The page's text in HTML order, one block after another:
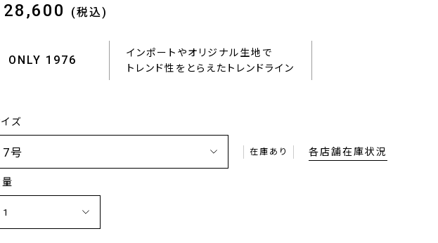
28,600 (税込)
ONLY 1976
インポートやオリジナル生地で
トレンド性をとらえたトレンドライン
ズ
在庫あり 各店舗在庫状況